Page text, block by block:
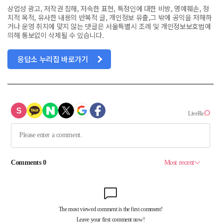
상업성 광고, 저작권 침해, 저속한 표현, 특정인에 대한 비방, 명예훼손, 정
치적 목적, 유사한 내용의 반복적 글, 개인정보 유출,그 밖에 공익을 저해하
거나 운영 취지에 맞지 않는 댓글은 서울특별시 조례 및 개인정보보호법에
의해 통보없이 삭제될 수 있습니다.
응답소 누리집 바로가기